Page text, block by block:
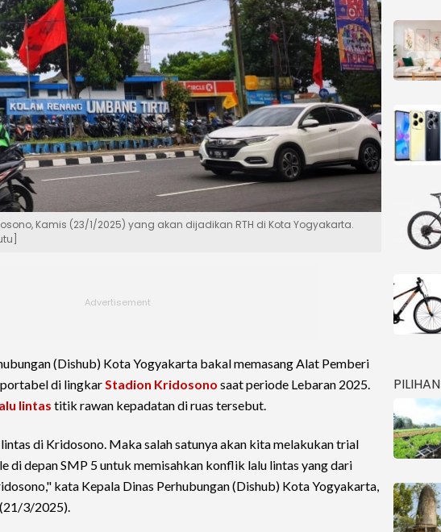
Kamis (23/1/2025) yang akan dijadikan RTH di Kota Yogyakarta.
(Dishub) Kota Yogyakarta bakal memasang Alat Pemberi
di lingkarStadion Kridosono saat periode Lebaran 2025.
lintas titik rawan kepadatan di ruas tersebut.
di Kridosono. Maka salah satunya akan kita melakukan trial
di depan SMP 5 untuk memisahkan konflik lalu lintas yang dari
kata Kepala Dinas Perhubungan (Dishub) Kota Yogyakarta,
3/2025).
PILIHAN